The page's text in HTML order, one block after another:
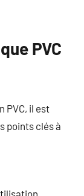
PVC
PVC, il est
points clés à